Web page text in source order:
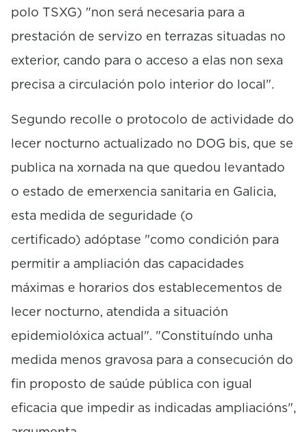
polo TSXG) "non será necesaria para a
prestación de servizo en terrazas situadas no
exterior, cando para o acceso a elas non sexa
precisa a circulación polo interior do local".
Segundo recolle o protocolo de actividade do
lecer nocturno actualizado no DOG bis, que se
publica na xornada na que quedou levantado
o estado de emerxencia sanitaria en Galicia,
esta medida de seguridade (o
certificado) adóptase "como condición para
permitir a ampliación das capacidades
máximas e horarios dos establecementos de
lecer nocturno, atendida a situación
epidemiolóxica actual". "Constituíndo unha
medida menos gravosa para a consecución do
fin proposto de saúde pública con igual
eficacia que impedir as indicadas ampliacións",